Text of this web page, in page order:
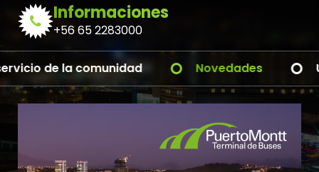
Informaciones
+56 65 2283000
de la comunidad Novedades